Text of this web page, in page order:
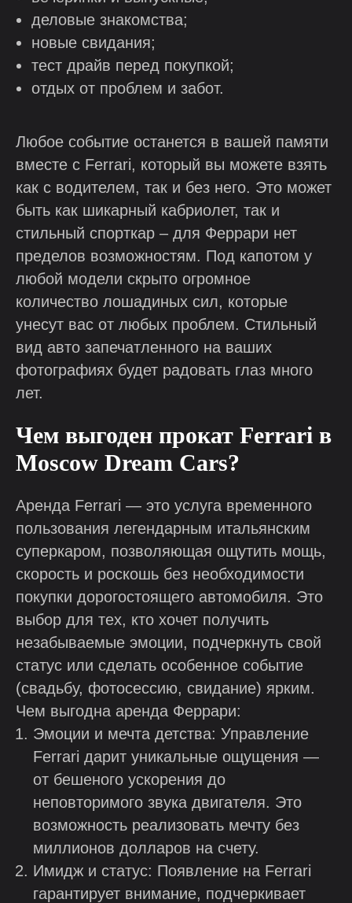
деловые знакомства;
новые свидания;
тест драйв перед покупкой;
отдых от проблем и забот.
Любое событие останется в вашей памяти
вместе с Ferrari, который вы можете взять
как с водителем, так и без него. Это может
быть как шикарный кабриолет, так и
стильный спорткар – для Феррари нет
пределов возможностям. Под капотом у
любой модели скрыто огромное
количество лошадиных сил, которые
унесут вас от любых проблем. Стильный
вид авто запечатленного на ваших
фотографиях будет радовать глаз много
лет.
Чем выгоден прокат Ferrari в
Moscow Dream Cars?
Аренда Ferrari — это услуга временного
пользования легендарным итальянским
суперкаром, позволяющая ощутить мощь,
скорость и роскошь без необходимости
покупки дорогостоящего автомобиля. Это
выбор для тех, кто хочет получить
незабываемые эмоции, подчеркнуть свой
статус или сделать особенное событие
(свадьбу, фотосессию, свидание) ярким.
Чем выгодна аренда Феррари:
Эмоции и мечта детства: Управление
Ferrari дарит уникальные ощущения —
от бешеного ускорения до
неповторимого звука двигателя. Это
возможность реализовать мечту без
миллионов долларов на счету.
Имидж и статус: Появление на Ferrari
гарантирует внимание, подчеркивает